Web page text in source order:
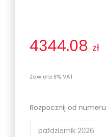
4344.08 zł
Zawiera 8% VAT
Rozpocznij od numeru